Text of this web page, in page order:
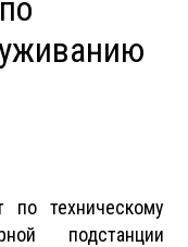
техническому
подстанции